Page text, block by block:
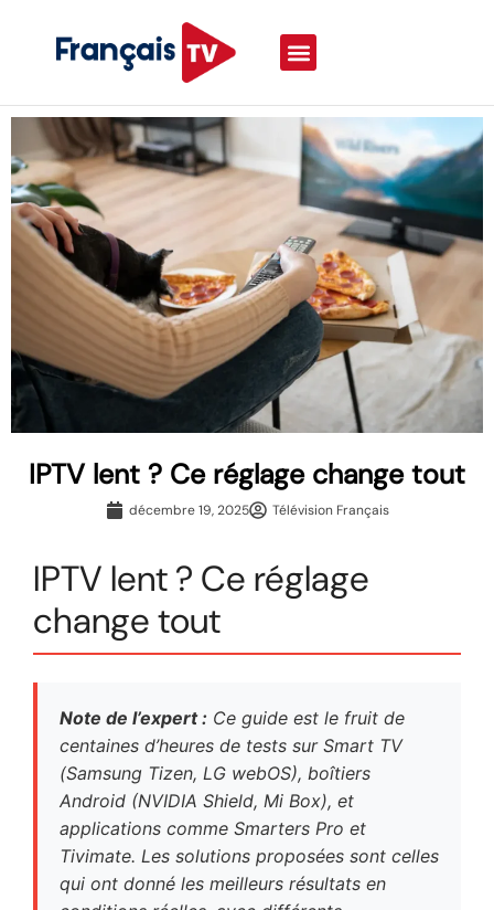
IPTV lent ? Ce réglage change tout
décembre 19, 2025 Télévision Français
IPTV lent ? Ce réglage
change tout
Note de l’expert : Ce guide est le fruit de
centaines d’heures de tests sur Smart TV
(Samsung Tizen, LG webOS), boîtiers
Android (NVIDIA Shield, Mi Box), et
applications comme Smarters Pro et
Tivimate. Les solutions proposées sont celles
qui ont donné les meilleurs résultats en